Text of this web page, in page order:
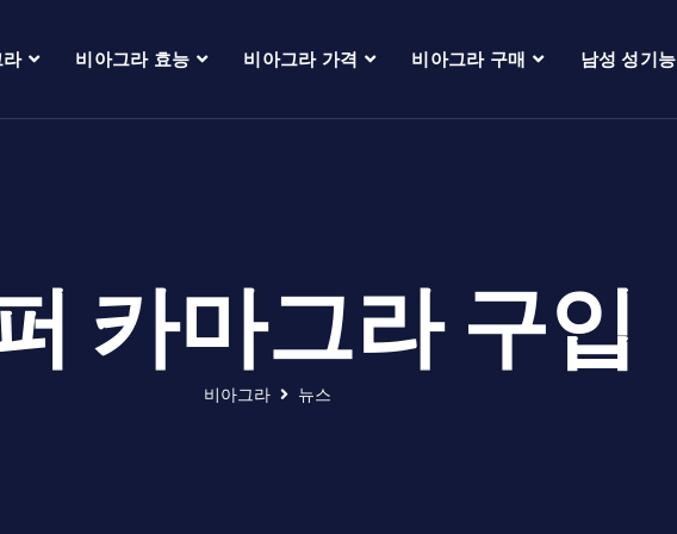
비아그라 효능 비아그라 가격 비아그라 구매 남성 성기능
카마그라 구입
비아그라 뉴스